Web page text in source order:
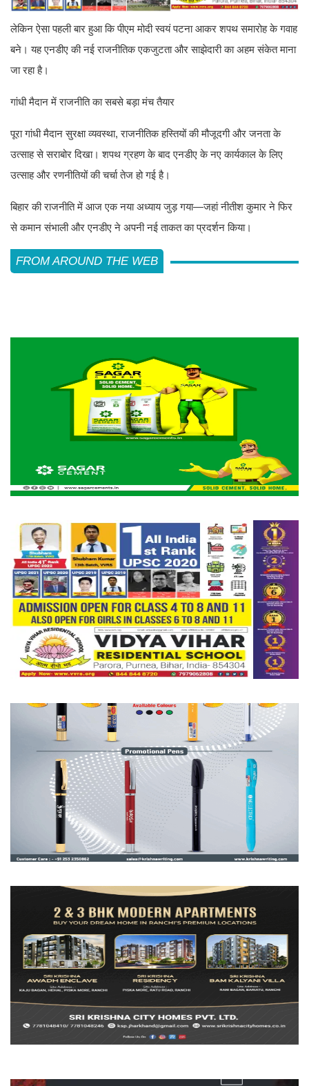
लेकिन ऐसा पहली बार हुआ कि पीएम मोदी स्वयं पटना आकर शपथ समारोह के गवाह
बने। यह एनडीए की नई राजनीतिक एकजुटता और साझेदारी का अहम संकेत माना
जा रहा है।
गांधी मैदान में राजनीति का सबसे बड़ा मंच तैयार
पूरा गांधी मैदान सुरक्षा व्यवस्था, राजनीतिक हस्तियों की मौजूदगी और जनता के
उत्साह से सराबोर दिखा। शपथ ग्रहण के बाद एनडीए के नए कार्यकाल के लिए
उत्साह और रणनीतियों की चर्चा तेज हो गई है।
बिहार की राजनीति में आज एक नया अध्याय जुड़ गया—जहां नीतीश कुमार ने फिर
से कमान संभाली और एनडीए ने अपनी नई ताकत का प्रदर्शन किया।
FROM AROUND THE WEB